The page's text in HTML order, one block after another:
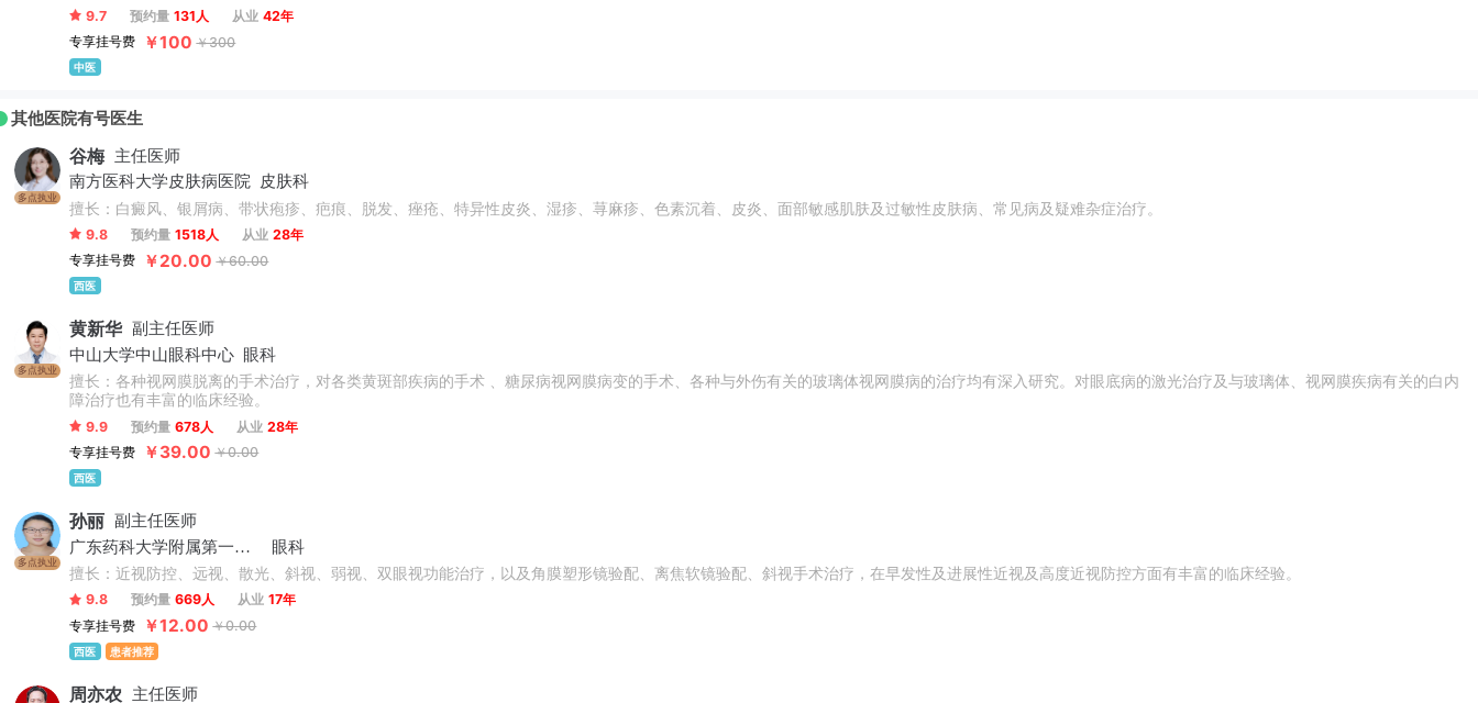
9.7 预约量 131人 从业 42年
专享挂号费
￥100 ￥300
中医
其他医院有号医生
多点执业
谷梅 主任医师
南方医科大学皮肤病医院 皮肤科
擅长：白癜风、银屑病、带状疱疹、疤痕、脱发、痤疮、特异性皮炎、湿疹、荨麻疹、色素沉着、皮炎、面部敏感肌肤及过敏性皮肤病、常见病及疑难杂症治疗。
9.8 预约量 1518人 从业 28年
专享挂号费
￥20.00 ￥60.00
西医
多点执业
黄新华 副主任医师
中山大学中山眼科中心
眼科
擅长：各种视网膜脱离的手术治疗，对各类黄斑部疾病的手术 、糖尿病视网膜病变的手术、各种与外伤有关的玻璃体视网膜病的治疗均有深入研究。对眼底病的激光治疗及与玻璃体、视网膜疾病有关的白内
障治疗也有丰富的临床经验。
9.9 预约量 678人 从业 28年
专享挂号费
￥39.00 ￥0.00
西医
多点执业
孙丽 副主任医师
广东药科大学附属第一医院
眼科
擅长：近视防控、远视、散光、斜视、弱视、双眼视功能治疗，以及角膜塑形镜验配、离焦软镜验配、斜视手术治疗，在早发性及进展性近视及高度近视防控方面有丰富的临床经验。
9.8 预约量 669人 从业 17年
专享挂号费
￥12.00 ￥0.00
西医 患者推荐
周亦农 主任医师